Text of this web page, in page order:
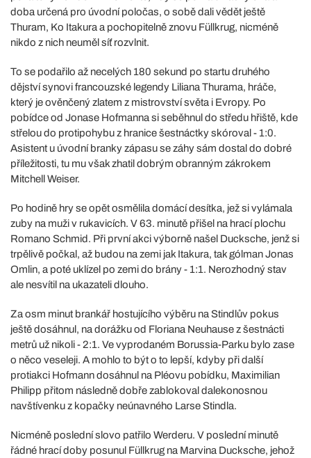
doba určená pro úvodní poločas, o sobě dali vědět ještě
Thuram, Ko Itakura a pochopitelně znovu Füllkrug, nicméně
nikdo z nich neuměl síť rozvlnit.
To se podařilo až necelých 180 sekund po startu druhého
dějství synovi francouzské legendy Liliana Thurama, hráče,
který je ověnčený zlatem z mistrovství světa i Evropy. Po
pobídce od Jonase Hofmanna si seběhnul do středu hřiště, kde
střelou do protipohybu z hranice šestnáctky skóroval - 1:0.
Asistent u úvodní branky zápasu se záhy sám dostal do dobré
příležitosti, tu mu však zhatil dobrým obranným zákrokem
Mitchell Weiser.
Po hodině hry se opět osmělila domácí desítka, jež si vylámala
zuby na muži v rukavicích. V 63. minutě přišel na hrací plochu
Romano Schmid. Při první akci výborně našel Ducksche, jenž si
trpělivě počkal, až budou na zemi jak Itakura, tak gólman Jonas
Omlin, a poté uklízel po zemi do brány - 1:1. Nerozhodný stav
ale nesvítil na ukazateli dlouho.
Za osm minut brankář hostujícího výběru na Stindlův pokus
ještě dosáhnul, na dorážku od Floriana Neuhause z šestnácti
metrů už nikoli - 2:1. Ve vyprodaném Borussia-Parku bylo zase
o něco veseleji. A mohlo to být o to lepší, kdyby při další
protiakci Hofmann dosáhnul na Pléovu pobídku, Maximilian
Philipp přitom následně dobře zablokoval dalekonosnou
navštívenku z kopačky neúnavného Larse Stindla.
Nicméně poslední slovo patřilo Werderu. V poslední minutě
řádné hrací doby posunul Füllkrug na Marvina Ducksche, jehož